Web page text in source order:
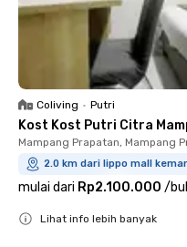
Coliving • Putri
Kost Kost Putri Citra
Mampang Prapatan, Mampang
2.0 km dari lippo mall
mulai dari Rp2.100.000 /
Lihat info lebih banyak